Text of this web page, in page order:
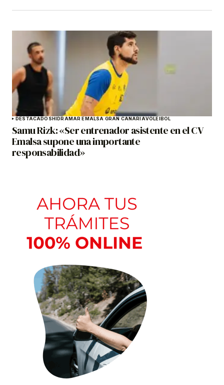
DESTACADOSHIDRAMAR EMALSA GRAN CANARIAVOLEIBOL
Samu Rizk: «Ser entrenador asistente en el CV
Emalsa supone una importante
responsabilidad»